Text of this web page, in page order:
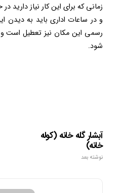
زمانی که برای این کار نیاز
و در ساعات اداری باید به دیدن
رسمی این مکان نیز تعطیل است و
شود.
آبشار گله خانه (کوله
خانه)
نوشته بعد